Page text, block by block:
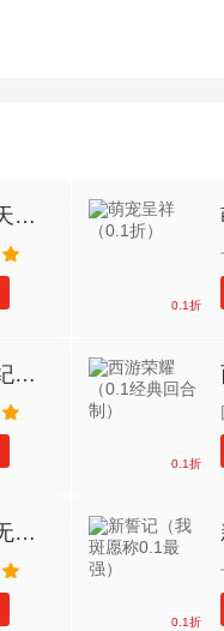
破晓九天（首续0.1折）
0.1折
戮仙战纪（0.1折扣服）
0.1折
真赵云无双（永久0.1折）
0.1折